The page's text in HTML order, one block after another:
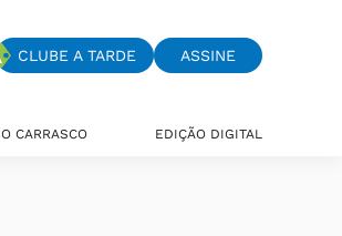
CLUBE A TARDE ASSINE
O CARRASCO EDIÇÃO DIGITAL